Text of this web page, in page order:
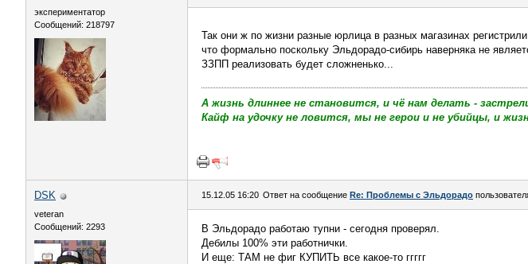
экспериментатор
Сообщений: 218797
Так они ж по жизни разные юрлица в разных магазинах
что формально поскольку Эльдорадо-сибирь наверняка не
ЗЗПП реализовать будет сложненько...
А жизнь длиннее не становится, и чё нам делать -
Кайф на удочку не ловится, мы не герои и не убийцы, и
DSK
veteran
Сообщений: 2293
15.12.05 16:20 Ответ на сообщение Re: Проблемы с Эльдорадо
В Эльдорадо работаю тупни - сегодня проверял.
Дебилы 100% эти работнички.
И еще: ТАМ не фиг КУПИТЬ все какое-то ггггг